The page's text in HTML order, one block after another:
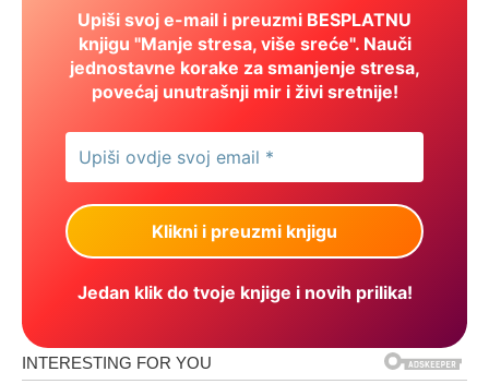
Upiši svoj e-mail i preuzmi BESPLATNU
knjigu "Manje stresa, više sreće". Nauči
jednostavne korake za smanjenje stresa,
povećaj unutrašnji mir i živi sretnije!
Jedan klik do tvoje knjige i novih prilika!